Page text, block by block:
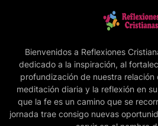
Bienvenidos a Reflexiones
dedicado a la inspiración, al
profundización de nuestra relación
meditación diaria y la reflexión en
que la fe es un camino que se
jornada trae consigo nuevas